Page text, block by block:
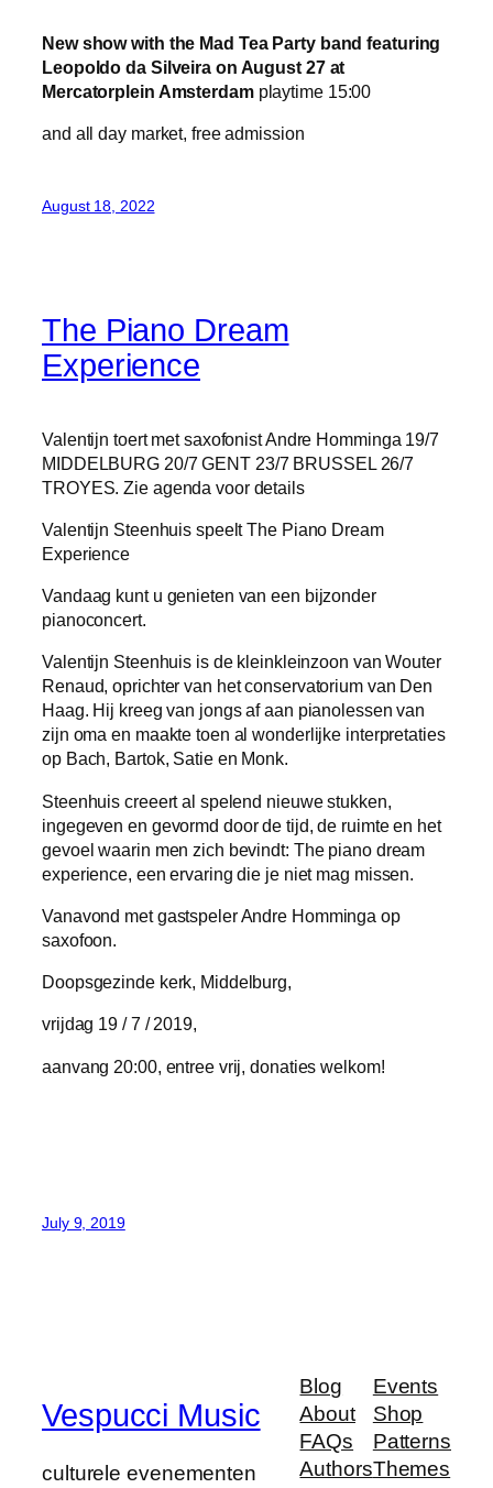
New show with the Mad Tea Party band featuring
Leopoldo da Silveira on August 27 at
Mercatorplein Amsterdamplaytime 15:00
and all day market, free admission
August 18, 2022
The Piano Dream
Experience
Valentijn toert met saxofonist Andre Homminga 19/7
MIDDELBURG 20/7 GENT 23/7 BRUSSEL 26/7
TROYES. Zie agenda voor details
Valentijn Steenhuis speelt The Piano Dream
Experience
Vandaag kunt u genieten van een bijzonder
pianoconcert.
Valentijn Steenhuis is de kleinkleinzoon van Wouter
Renaud, oprichter van het conservatorium van Den
Haag. Hij kreeg van jongs af aan pianolessen van
zijn oma en maakte toen al wonderlijke interpretaties
op Bach, Bartok, Satie en Monk.
Steenhuis creeert al spelend nieuwe stukken,
ingegeven en gevormd door de tijd, de ruimte en het
gevoel waarin men zich bevindt: The piano dream
experience, een ervaring die je niet mag missen.
Vanavond met gastspeler Andre Homminga op
saxofoon.
Doopsgezinde kerk, Middelburg,
vrijdag 19 / 7 / 2019,
aanvang 20:00, entree vrij, donaties welkom!
July 9, 2019
Vespucci Music
culturele evenementen
Blog
About
FAQs
Authors
Events
Shop
Patterns
Themes